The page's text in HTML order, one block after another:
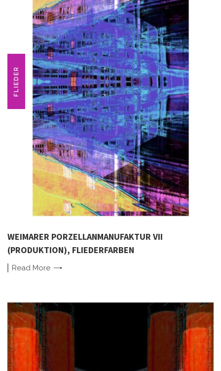
FLIEDER
WEIMARER PORZELLANMANUFAKTUR VII
(PRODUKTION), FLIEDERFARBEN
Read More